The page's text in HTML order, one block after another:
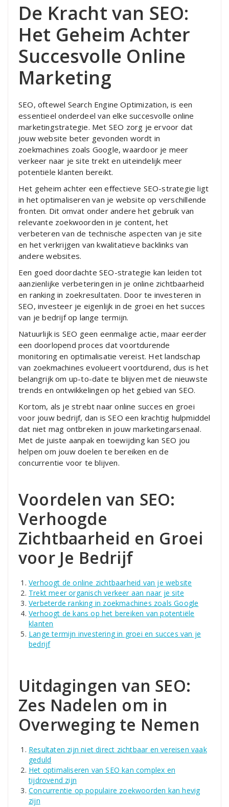
De Kracht van SEO:
Het Geheim Achter
Succesvolle Online
Marketing
SEO, oftewel Search Engine Optimization, is een
essentieel onderdeel van elke succesvolle online
marketingstrategie. Met SEO zorg je ervoor dat
jouw website beter gevonden wordt in
zoekmachines zoals Google, waardoor je meer
verkeer naar je site trekt en uiteindelijk meer
potentiële klanten bereikt.
Het geheim achter een effectieve SEO-strategie ligt
in het optimaliseren van je website op verschillende
fronten. Dit omvat onder andere het gebruik van
relevante zoekwoorden in je content, het
verbeteren van de technische aspecten van je site
en het verkrijgen van kwalitatieve backlinks van
andere websites.
Een goed doordachte SEO-strategie kan leiden tot
aanzienlijke verbeteringen in je online zichtbaarheid
en ranking in zoekresultaten. Door te investeren in
SEO, investeer je eigenlijk in de groei en het succes
van je bedrijf op lange termijn.
Natuurlijk is SEO geen eenmalige actie, maar eerder
een doorlopend proces dat voortdurende
monitoring en optimalisatie vereist. Het landschap
van zoekmachines evolueert voortdurend, dus is het
belangrijk om up-to-date te blijven met de nieuwste
trends en ontwikkelingen op het gebied van SEO.
Kortom, als je strebt naar online succes en groei
voor jouw bedrijf, dan is SEO een krachtig hulpmiddel
dat niet mag ontbreken in jouw marketingarsenaal.
Met de juiste aanpak en toewijding kan SEO jou
helpen om jouw doelen te bereiken en de
concurrentie voor te blijven.
Voordelen van SEO:
Verhoogde
Zichtbaarheid en Groei
voor Je Bedrijf
Verhoogt de online zichtbaarheid van je website
Trekt meer organisch verkeer aan naar je site
Verbeterde ranking in zoekmachines zoals Google
Verhoogt de kans op het bereiken van potentiële
klanten
Lange termijn investering in groei en succes van je
bedrijf
Uitdagingen van SEO:
Zes Nadelen om in
Overweging te Nemen
Resultaten zijn niet direct zichtbaar en vereisen vaak
geduld
Het optimaliseren van SEO kan complex en
tijdrovend zijn
Concurrentie op populaire zoekwoorden kan hevig
zijn